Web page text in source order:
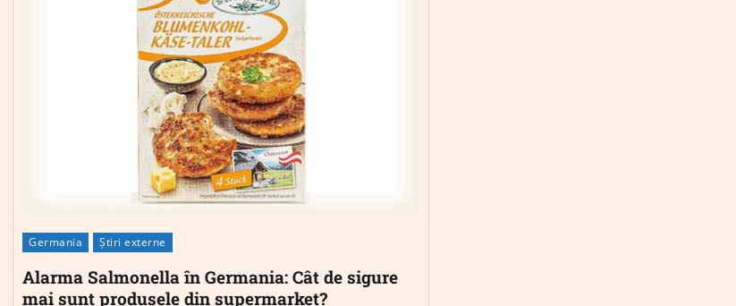
Germania Știri externe
Alarma Salmonella în Germania: Cât de sigure
mai sunt produsele din supermarket?